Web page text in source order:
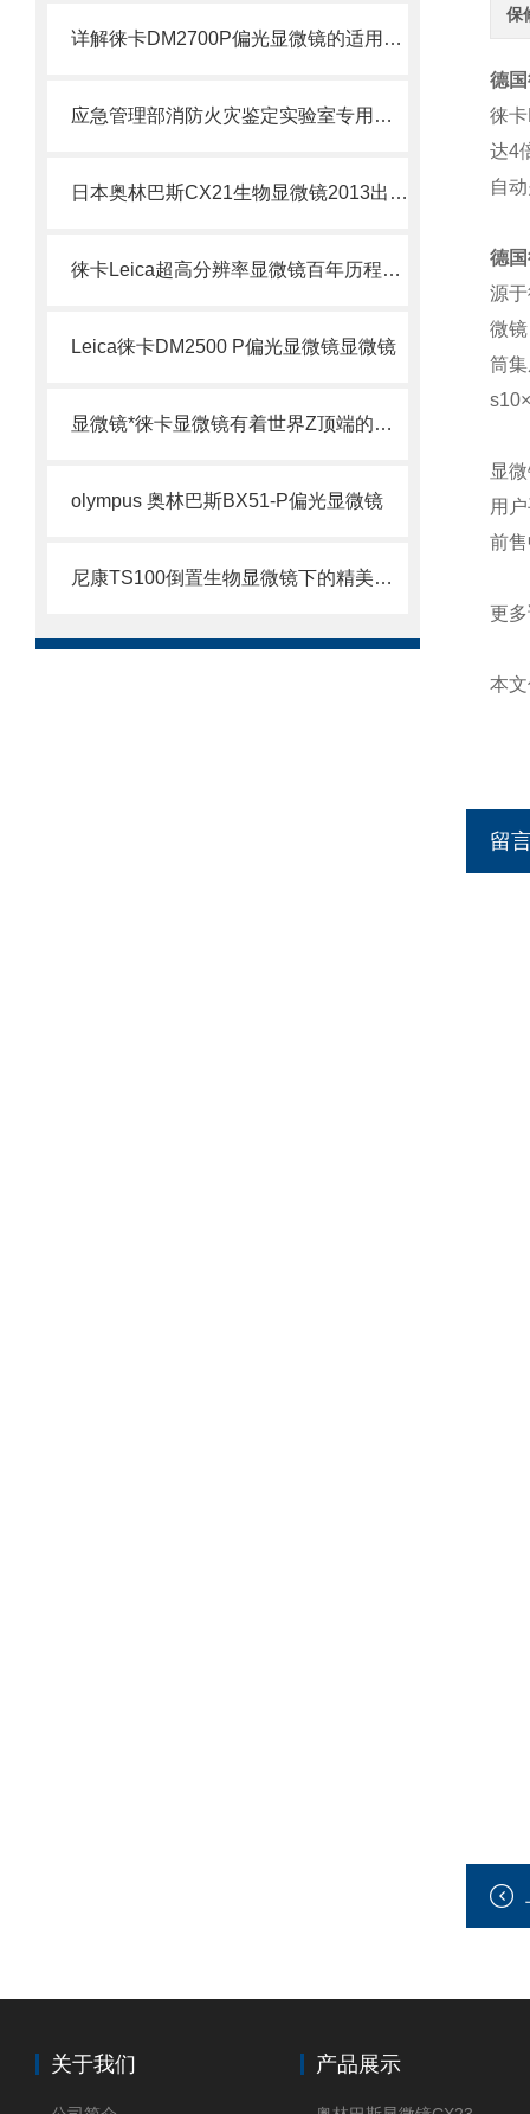
详解徕卡DM2700P偏光显微镜的适用技术DM2700P
应急管理部消防火灾鉴定实验室专用金相显微镜
日本奥林巴斯CX21生物显微镜2013出全面停产！！！
徕卡Leica超高分辨率显微镜百年历程效果更清晰北京徕卡
Leica徕卡DM2500 P偏光显微镜显微镜
显微镜*徕卡显微镜有着世界Z顶端的技术
olympus 奥林巴斯BX51-P偏光显微镜
尼康TS100倒置生物显微镜下的精美图片-显微镜下的世界
保
德
徕卡
达4
自
德
源
微
筒
显
用
前
更
本
留
关于我们 产品展示